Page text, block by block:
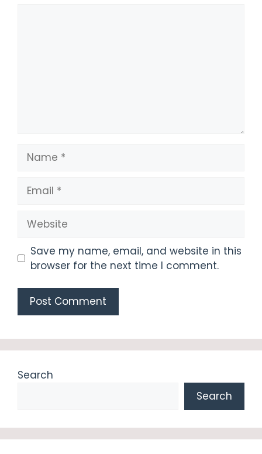
Name
Email
Website
Save my name, email, and website in this
browser for the next time I comment.
Search
Search